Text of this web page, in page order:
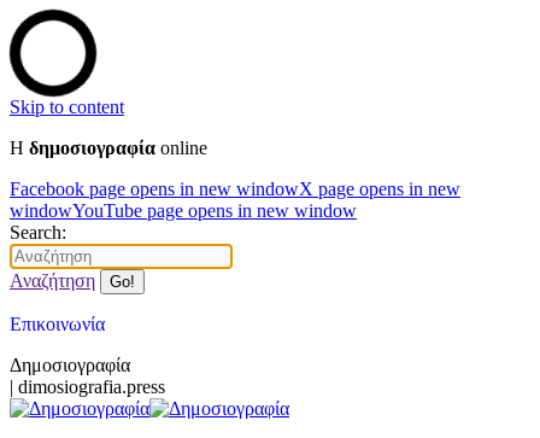
Skip to content
Η δημοσιογραφία online
Facebook page opens in new windowX page opens in new
windowYouTube page opens in new window
Search:
Αναζήτηση
Επικοινωνία
Δημοσιογραφία
| dimosiografia.press